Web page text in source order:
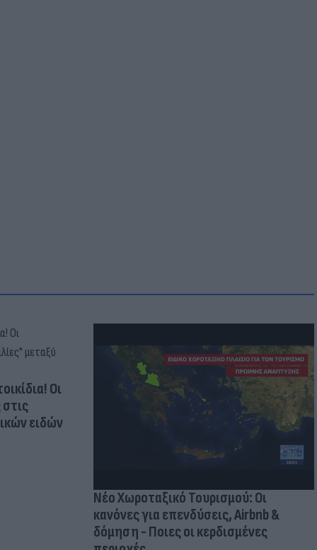
Οι
ειδών
Νέο Χωροταξικό Τουρισμού: Οι
κανόνες για επενδύσεις, Airbnb &
δόμηση - Ποιες οι κερδισμένες